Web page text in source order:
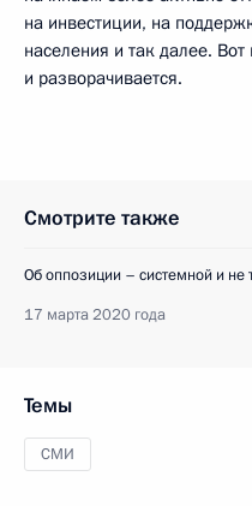
на инвестиции, на
населения и так далее. Вот
и разворачивается.
Смотрите также
Об оппозиции – системной и не
17 марта 2020 года
Темы
СМИ